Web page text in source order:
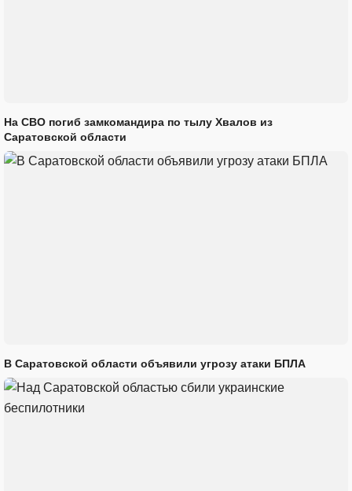
На СВО погиб замкомандира по тылу Хвалов из
Саратовской области
В Саратовской области объявили угрозу атаки БПЛА